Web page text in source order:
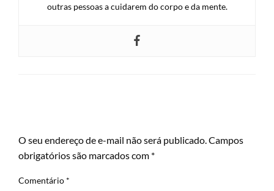
outras pessoas a cuidarem do corpo e da mente.
O seu endereço de e-mail não será publicado. Campos
obrigatórios são marcados com *
Comentário *